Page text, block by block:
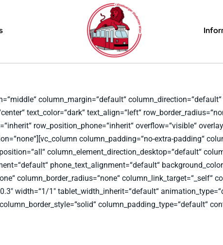
column_margin=“default“
text_color=“dark“ text_align=“left“
row_position_phone=“inherit“ overflow=“visible“
column_padding=“no-extra-padding“
column_element_direction_desktop=“default“
phone_text_alignment=“default“
column_border_radius=“none“ column_link_target=“_self“
width=“1/1″ tablet_width_inherit=“default“
column_padding_type=“default“